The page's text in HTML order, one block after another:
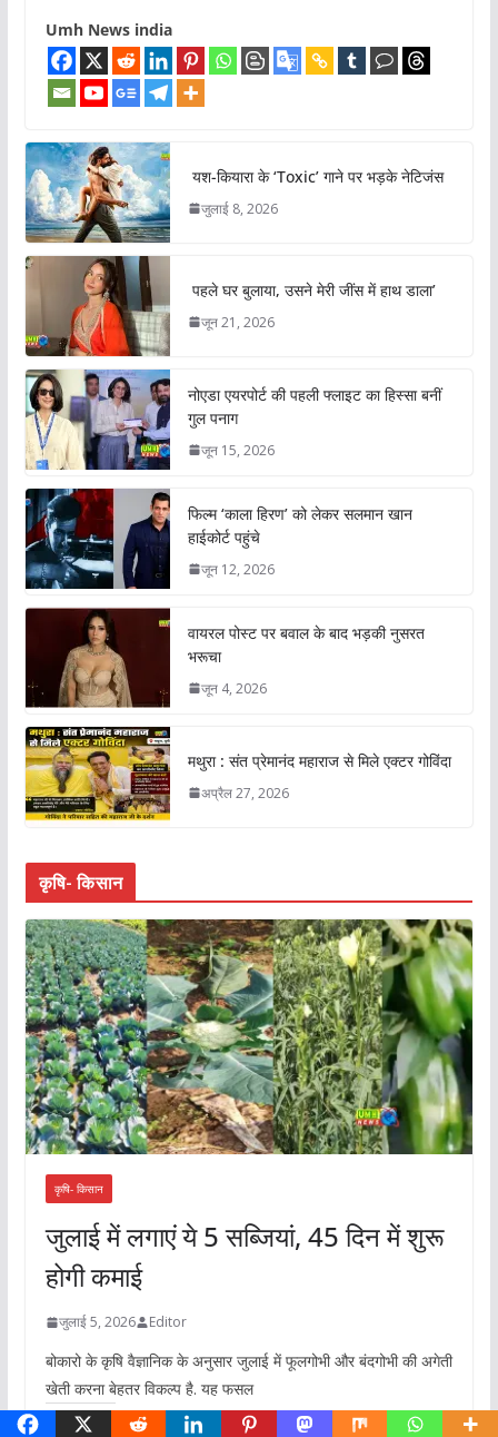
Umh News india
यश-कियारा के ‘Toxic’ गाने पर भड़के नेटिजंस
जुलाई 8, 2026
पहले घर बुलाया, उसने मेरी जींस में हाथ डाला’
जून 21, 2026
नोएडा एयरपोर्ट की पहली फ्लाइट का हिस्सा बनीं
गुल पनाग
जून 15, 2026
फिल्म ‘काला हिरण’ को लेकर सलमान खान
हाईकोर्ट पहुंचे
जून 12, 2026
वायरल पोस्ट पर बवाल के बाद भड़की नुसरत
भरूचा
जून 4, 2026
मथुरा : संत प्रेमानंद महाराज से मिले एक्टर गोविंदा
अप्रैल 27, 2026
कृषि- किसान
कृषि- किसान
जुलाई में लगाएं ये 5 सब्जियां, 45 दिन में शुरू
होगी कमाई
जुलाई 5, 2026 Editor
बोकारो के कृषि वैज्ञानिक के अनुसार जुलाई में फूलगोभी और बंदगोभी की अगेती
खेती करना बेहतर विकल्प है. यह फसल
Share this: